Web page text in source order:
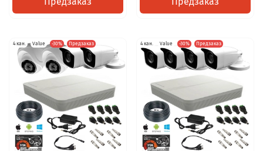
4 кан. Value -30% Предзаказ 4 кан. Value -30% Предзаказ